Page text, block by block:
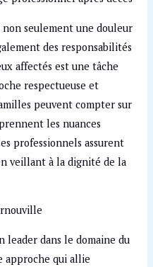
non seulement une douleur
des responsabilités
affectés est une tâche
respectueuse et
peuvent compter sur
les nuances
professionnels assurent
veillant à la dignité de la
leader dans le domaine du
approche qui allie